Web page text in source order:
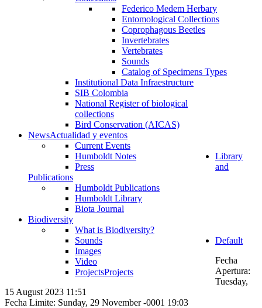
Federico Medem Herbary
Entomological Collections
Coprophagous Beetles
Invertebrates
Vertebrates
Sounds
Catalog of Specimens Types
Institutional Data Infraestructure
SIB Colombia
National Register of biological
collections
Bird Conservation (AICAS)
NewsActualidad y eventos
Current Events
Humboldt Notes
Press
Library
and
Publications
Humboldt Publications
Humboldt Library
Biota Journal
Biodiversity
What is Biodiversity?
Sounds
Images
Video
ProjectsProjects
Default
Fecha
Apertura:
Tuesday,
15 August 2023 11:51
Fecha Limite: Sunday, 29 November -0001 19:03